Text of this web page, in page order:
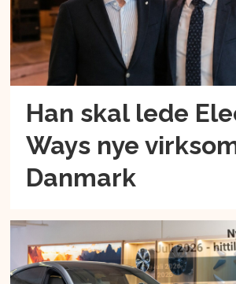
Han skal lede
Ways nye
Danmark